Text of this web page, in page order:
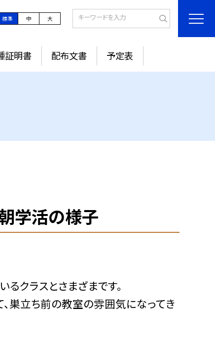
標準 中 大
証明書 配布文書 予定表
学活の様子
クラスとさまざまです。
巣立ち前の教室の雰囲気になってき